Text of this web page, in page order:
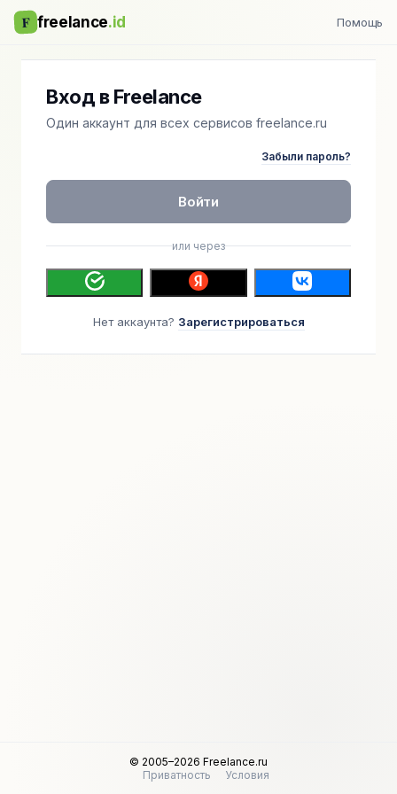
F freelance.id Помощь
Вход в Freelance
Один аккаунт для всех сервисов freelance.ru
Забыли пароль?
Войти
или через
Нет аккаунта? Зарегистрироваться
© 2005–2026 Freelance.ru
Приватность
Условия